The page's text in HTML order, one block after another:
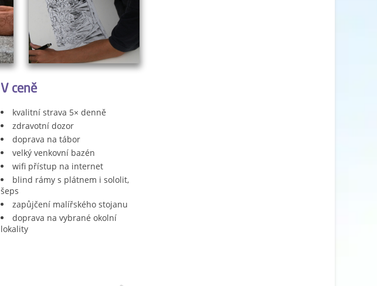
V ceně
kvalitní strava 5× denně
zdravotní dozor
doprava na tábor
velký venkovní bazén
wifi přístup na internet
blind rámy s plátnem i sololit,
šeps
zapůjčení malířského stojanu
doprava na vybrané okolní
lokality